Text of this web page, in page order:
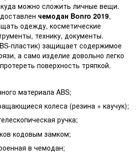
можно сложить личные вещи.
чемодан Bonro 2019,
одежду, косметические
технику, документы.
пластик) защищает содержимое
а само изделие довольно легко
поверхность тряпкой.
материала ABS;
колеса (резина + каучук);
ручка;
кодовым замком;
в чемодан;